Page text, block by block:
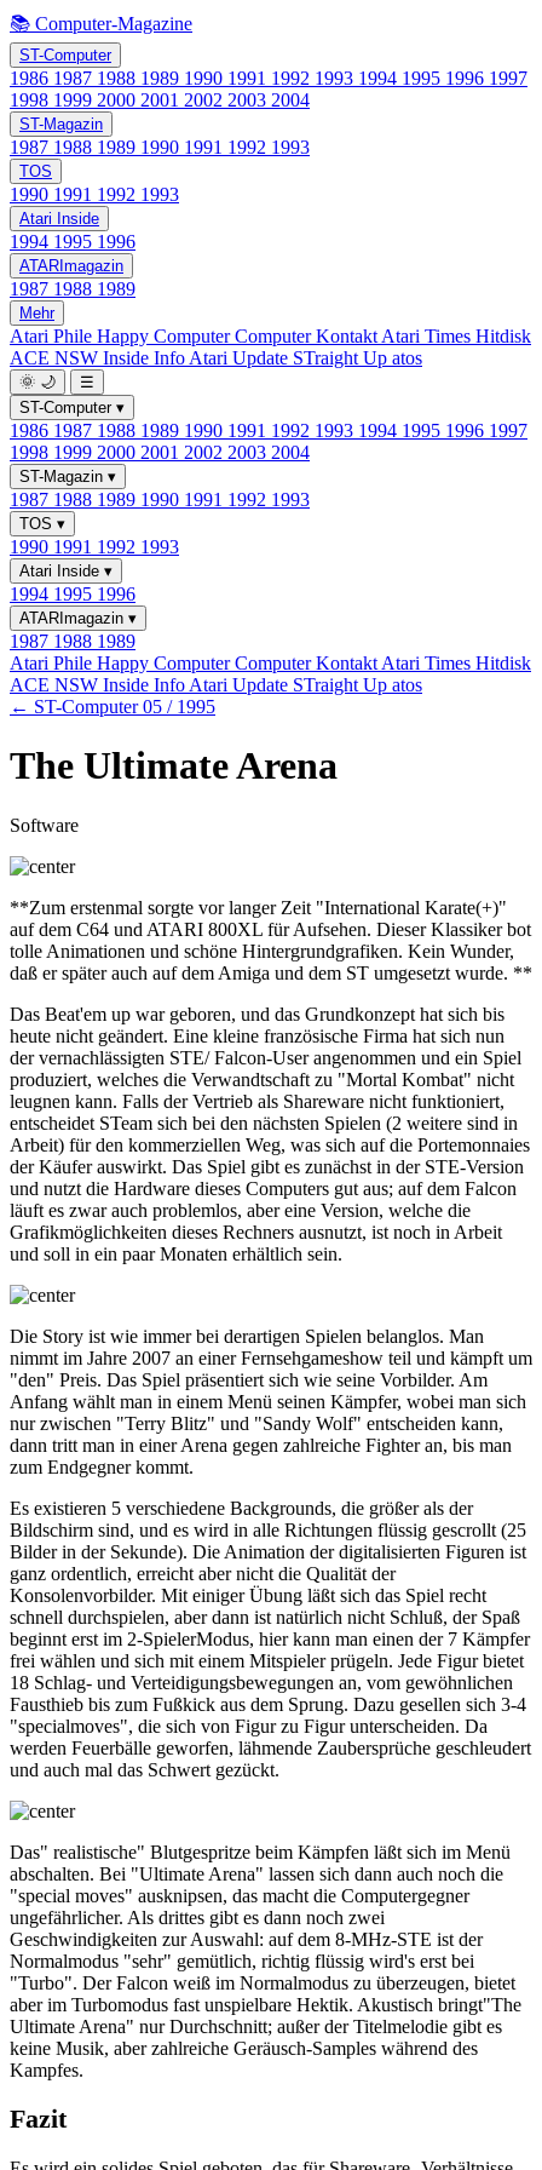
📚 Computer-Magazine
ST-Computer
1986 1987 1988 1989 1990 1991 1992 1993 1994 1995 1996 1997
1998 1999 2000 2001 2002 2003 2004
ST-Magazin
1987 1988 1989 1990 1991 1992 1993
TOS
1990 1991 1992 1993
Atari Inside
1994 1995 1996
ATARImagazin
1987 1988 1989
Mehr
Atari Phile Happy ComputerComputer Kontakt Atari Times Hitdisk
ACE NSW Inside Info Atari Update STraight Up atos
🌞 🌙
☰
ST-Computer ▾
1986 1987 1988 1989 1990 1991 1992 1993 1994 1995 1996 1997
1998 1999 2000 2001 2002 2003 2004
ST-Magazin ▾
1987 1988 1989 1990 1991 1992 1993
TOS ▾
1990 1991 1992 1993
Atari Inside ▾
1994 1995 1996
ATARImagazin ▾
1987 1988 1989
Atari Phile Happy ComputerComputer Kontakt Atari Times Hitdisk
ACE NSW Inside Info Atari Update STraight Up atos
← ST-Computer 05 / 1995
The Ultimate Arena
Software
**Zum erstenmal sorgte vor langer Zeit "International Karate(+)"
auf dem C64 und ATARI 800XL für Aufsehen. Dieser Klassiker bot
tolle Animationen und schöne Hintergrundgrafiken. Kein Wunder,
daß er später auch auf dem Amiga und dem ST umgesetzt wurde. **
Das Beat'em up war geboren, und das Grundkonzept hat sich bis
heute nicht geändert. Eine kleine französische Firma hat sich nun
der vernachlässigten STE/ Falcon-User angenommen und ein Spiel
produziert, welches die Verwandtschaft zu "Mortal Kombat" nicht
leugnen kann. Falls der Vertrieb als Shareware nicht funktioniert,
entscheidet STeam sich bei den nächsten Spielen (2 weitere sind in
Arbeit) für den kommerziellen Weg, was sich auf die Portemonnaies
der Käufer auswirkt. Das Spiel gibt es zunächst in der STE-Version
und nutzt die Hardware dieses Computers gut aus; auf dem Falcon
läuft es zwar auch problemlos, aber eine Version, welche die
Grafikmöglichkeiten dieses Rechners ausnutzt, ist noch in Arbeit
und soll in ein paar Monaten erhältlich sein.
Die Story ist wie immer bei derartigen Spielen belanglos. Man
nimmt im Jahre 2007 an einer Fernsehgameshow teil und kämpft um
"den" Preis. Das Spiel präsentiert sich wie seine Vorbilder. Am
Anfang wählt man in einem Menü seinen Kämpfer, wobei man sich
nur zwischen "Terry Blitz" und "Sandy Wolf" entscheiden kann,
dann tritt man in einer Arena gegen zahlreiche Fighter an, bis man
zum Endgegner kommt.
Es existieren 5 verschiedene Backgrounds, die größer als der
Bildschirm sind, und es wird in alle Richtungen flüssig gescrollt (25
Bilder in der Sekunde). Die Animation der digitalisierten Figuren ist
ganz ordentlich, erreicht aber nicht die Qualität der
Konsolenvorbilder. Mit einiger Übung läßt sich das Spiel recht
schnell durchspielen, aber dann ist natürlich nicht Schluß, der Spaß
beginnt erst im 2-SpielerModus, hier kann man einen der 7 Kämpfer
frei wählen und sich mit einem Mitspieler prügeln. Jede Figur bietet
18 Schlag- und Verteidigungsbewegungen an, vom gewöhnlichen
Fausthieb bis zum Fußkick aus dem Sprung. Dazu gesellen sich 3-4
"specialmoves", die sich von Figur zu Figur unterscheiden. Da
werden Feuerbälle geworfen, lähmende Zaubersprüche geschleudert
und auch mal das Schwert gezückt.
Das" realistische" Blutgespritze beim Kämpfen läßt sich im Menü
abschalten. Bei "Ultimate Arena" lassen sich dann auch noch die
"special moves" ausknipsen, das macht die Computergegner
ungefährlicher. Als drittes gibt es dann noch zwei
Geschwindigkeiten zur Auswahl: auf dem 8-MHz-STE ist der
Normalmodus "sehr" gemütlich, richtig flüssig wird's erst bei
"Turbo". Der Falcon weiß im Normalmodus zu überzeugen, bietet
aber im Turbomodus fast unspielbare Hektik. Akustisch bringt"The
Ultimate Arena" nur Durchschnitt; außer der Titelmelodie gibt es
keine Musik, aber zahlreiche Geräusch-Samples während des
Kampfes.
Fazit